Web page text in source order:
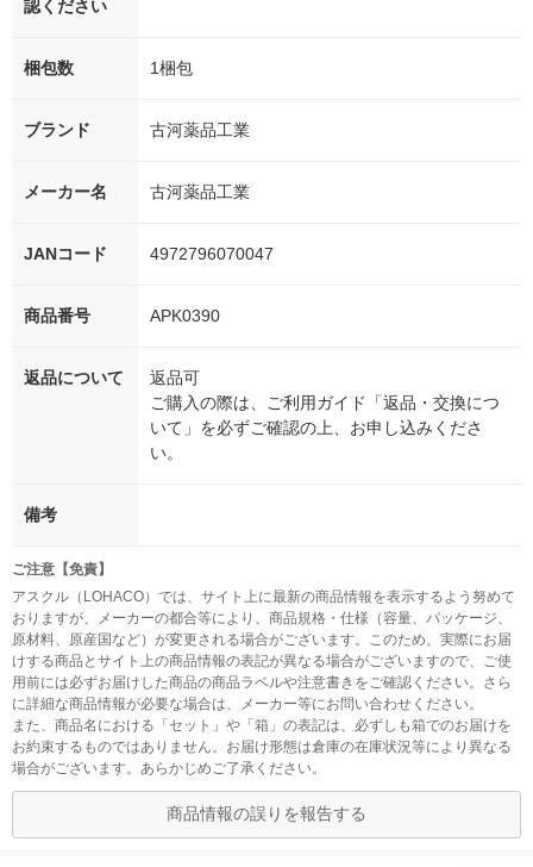
認ください
梱包数 1梱包
ブランド 古河薬品工業
メーカー名 古河薬品工業
JANコード 4972796070047
商品番号 APK0390
返品について
返品可
ご購入の際は、ご利用ガイド「返品・交換につ
いて」を必ずご確認の上、お申し込みくださ
い。
備考
ご注意【免責】
アスクル（LOHACO）では、サイト上に最新の商品情報を表示するよう努めて
おりますが、メーカーの都合等により、商品規格・仕様（容量、パッケージ、
原材料、原産国など）が変更される場合がございます。このため、実際にお届
けする商品とサイト上の商品情報の表記が異なる場合がございますので、ご使
用前には必ずお届けした商品の商品ラベルや注意書きをご確認ください。さら
に詳細な商品情報が必要な場合は、メーカー等にお問い合わせください。
また、商品名における「セット」や「箱」の表記は、必ずしも箱でのお届けを
お約束するものではありません。お届け形態は倉庫の在庫状況等により異なる
場合がございます。あらかじめご了承ください。
商品情報の誤りを報告する